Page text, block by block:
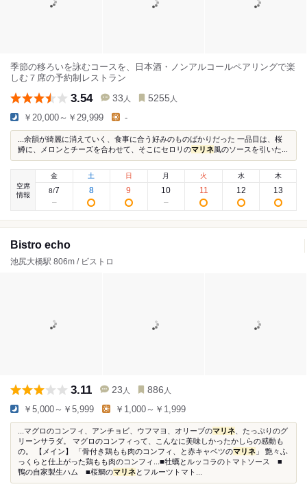
季節の移ろいを詠むコースを、日本酒・ノンアルコールペアリングで楽
しむ７席の予約制レストラン
3.54 33 人 5255 人
￥20,000～￥29,999 -
...余韻が綺麗に消えていく、食事に合う好みのものばかりだった 一品目は、桜
鱒に、メロンとチーズを合わせて、そこにセロリのマリネ風のソースを引いた...
空席
情報
金
8/7
土
8
日
9
月
10
火
11
水
12
木
13
Bistro echo
池尻大橋駅 806m / ビストロ
3.11 23 人 886 人
￥5,000～￥5,999 ￥1,000～￥1,999
...マグロのコンフィ、アンチョビ、ウフマヨ、オリーブのマリネ 、たっぷりのグ
リーンサラダ。 マグロのコンフィって、こんなに美味しかったかしらの感動も
の。 【メイン】 「骨付き鶏もも肉のコンフィ、と赤キャベツのマリネ 」 艶々ふ
っくらと仕上がった鶏もも肉のコンフィ...■牡蠣とルッコラのトマトソース ■
鴨の自家製生ハム ■桜鯛のマリネとフルーツトマト...